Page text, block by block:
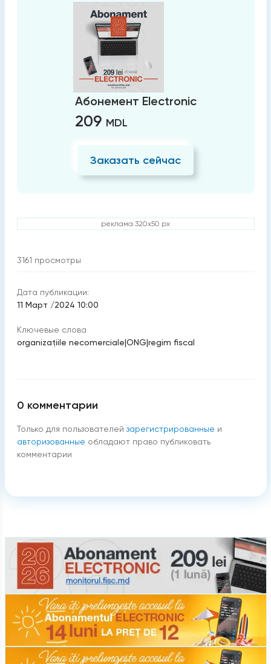
Абонемент Electronic
209 MDL
Заказать сейчас
реклама 320x50 px
3161 просмотры
Дата публикации:
11 Март /2024 10:00
Ключевые слова
organizaţiile necomerciale|ONG|regim fiscal
0 комментарии
Только для пользователей зарегистрированные и
авторизованные обладают право публиковать
комментарии